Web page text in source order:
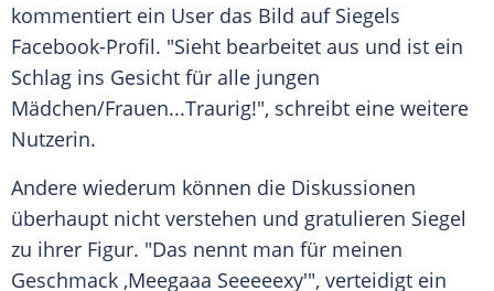
kommentiert ein User das Bild auf Siegels
Facebook-Profil. "Sieht bearbeitet aus und ist ein
Schlag ins Gesicht für alle jungen
Mädchen/Frauen...Traurig!", schreibt eine weitere
Nutzerin.
Andere wiederum können die Diskussionen
überhaupt nicht verstehen und gratulieren Siegel
zu ihrer Figur. "Das nennt man für meinen
Geschmack ,Meegaaa Seeeeexy'", verteidigt ein